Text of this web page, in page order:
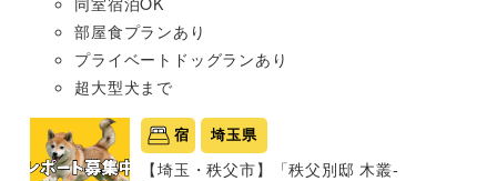
部屋食プランあり
プライベートドッグランあり
超大型犬まで
宿 埼玉県
【埼玉・秩父市】「秩父別邸 木叢-